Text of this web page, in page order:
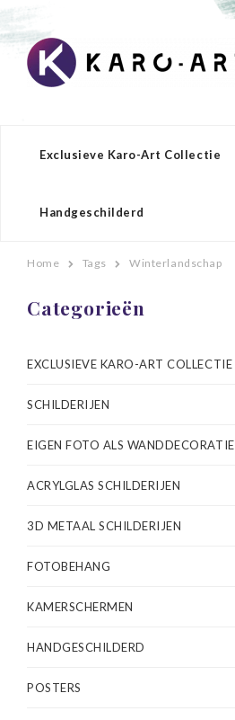
Exclusieve Karo-Art Collectie
Handgeschilderd
Home Tags Winterlandschap
Categorieën
EXCLUSIEVE KARO-ART COLLECTIE
SCHILDERIJEN
EIGEN FOTO ALS WANDDECORATIE
ACRYLGLAS SCHILDERIJEN
3D METAAL SCHILDERIJEN
FOTOBEHANG
KAMERSCHERMEN
HANDGESCHILDERD
POSTERS